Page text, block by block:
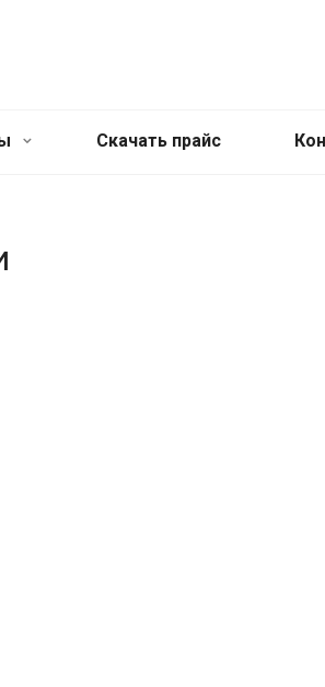
Cкачать прайс